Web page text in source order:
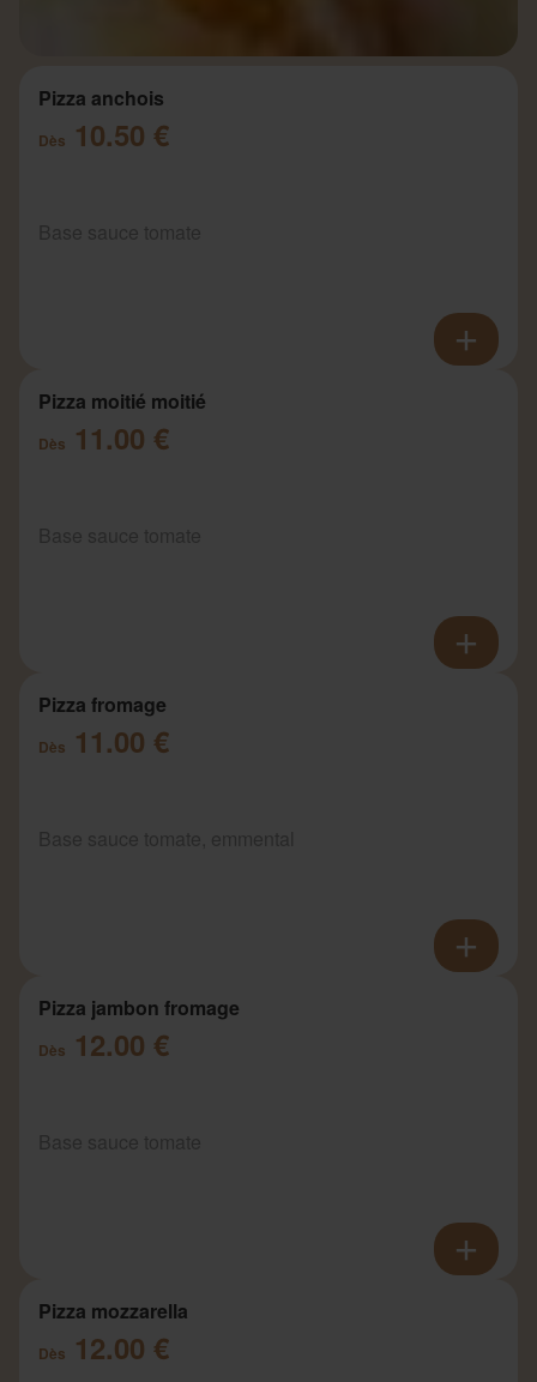
Pizza anchois
Dès 10.50 €
Pizza moitié moitié
Dès 11.00 €
Pizza fromage
Dès 11.00 €
Pizza jambon fromage
Dès 12.00 €
Pizza mozzarella
Dès 12.00 €